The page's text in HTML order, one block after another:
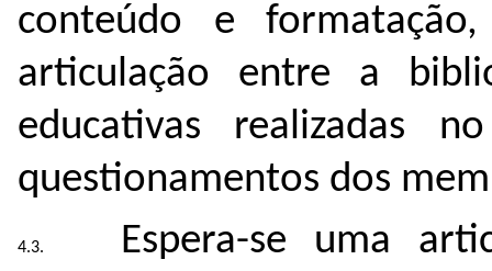
conteúdo e
articulação entre a
educativas realizadas
questionamentos dos
Espera-se uma